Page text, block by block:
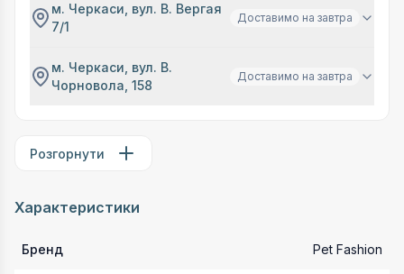
м. Черкаси, вул. В. Вергая
7/1
Доставимо на завтра
м. Черкаси, вул. В.
Чорновола, 158
Доставимо на завтра
Розгорнути
Характеристики
Бренд Pet Fashion